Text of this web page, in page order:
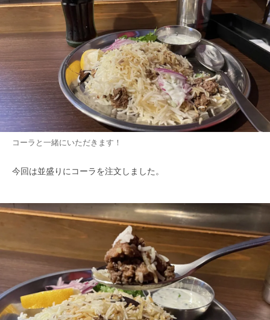
コーラと一緒にいただきます！
今回は並盛りにコーラを注文しました。